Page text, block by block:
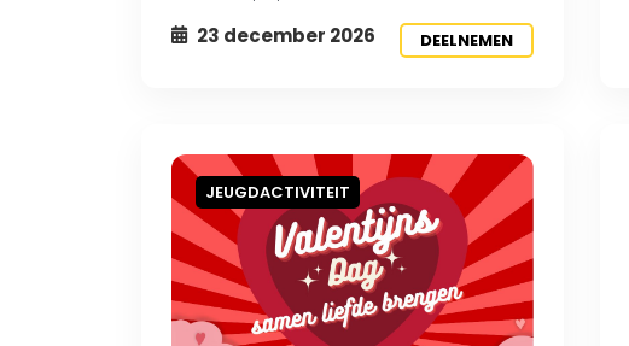
23 december 2026 DEELNEMEN
JEUGDACTIVITEIT